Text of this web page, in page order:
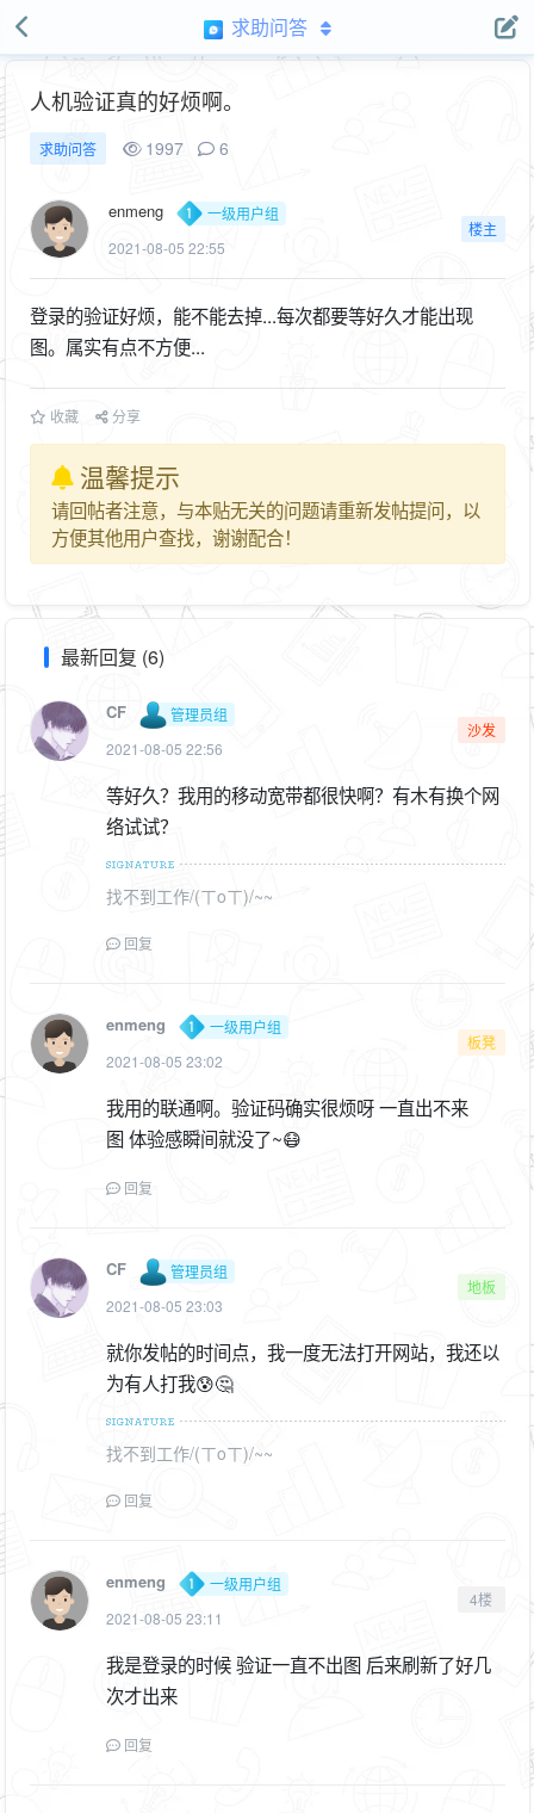
求助问答
人机验证真的好烦啊。
求助问答 1997 6
enmeng
一级用户组
2021-08-05 22:55
楼主
登录的验证好烦，能不能去掉...每次都要等好久才能出现
图。属实有点不方便...
收藏 分享
温馨提示
请回帖者注意，与本贴无关的问题请重新发帖提问，以
方便其他用户查找，谢谢配合！
最新回复 (6)
CF
管理员组
2021-08-05 22:56
沙发
等好久？我用的移动宽带都很快啊？有木有换个网
络试试？
找不到工作/(ㄒoㄒ)/~~
回复
enmeng
一级用户组
2021-08-05 23:02
板凳
我用的联通啊。验证码确实很烦呀 一直出不来
图 体验感瞬间就没了~😷
回复
CF
管理员组
2021-08-05 23:03
地板
就你发帖的时间点，我一度无法打开网站，我还以
为有人打我😰🤔
找不到工作/(ㄒoㄒ)/~~
回复
enmeng
一级用户组
2021-08-05 23:11
4楼
我是登录的时候 验证一直不出图 后来刷新了好几
次才出来
回复